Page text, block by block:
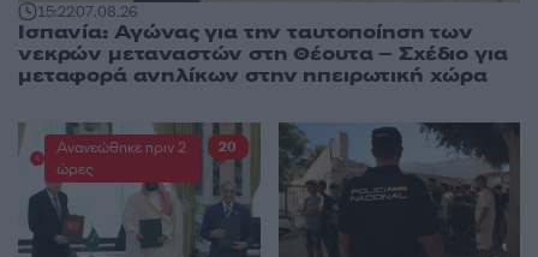
15:2207.08.26
Ισπανία: Αγώνας για την ταυτοποίηση των
νεκρών μεταναστών στη Θέουτα – Σχέδιο για
μεταφορά ανηλίκων στην ηπειρωτική χώρα
Ανανεώθηκε πριν 2
ώρες
20